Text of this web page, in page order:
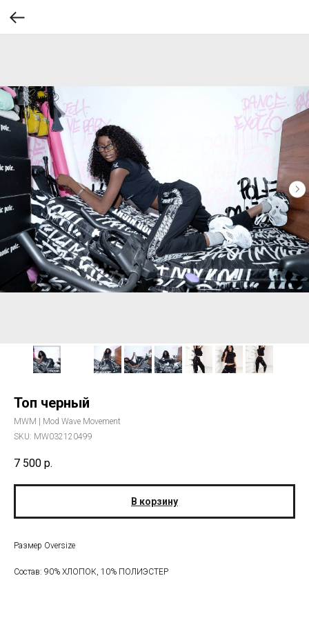
Топ черный
MWM | Mod Wave Movement
SKU: MW032120499
7 500 р.
В корзину
Размер Oversize
Состав: 90% ХЛОПОК, 10% ПОЛИЭСТЕР